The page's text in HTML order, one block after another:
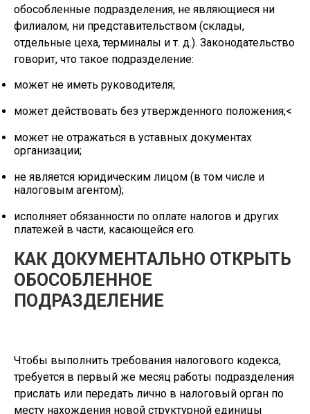
обособленные подразделения, не являющиеся ни
филиалом, ни представительством (склады,
отдельные цеха, терминалы и т. д.). Законодательство
говорит, что такое подразделение:
может не иметь руководителя;
может действовать без утвержденного положения;<
может не отражаться в уставных документах
организации;
не является юридическим лицом (в том числе и
налоговым агентом);
исполняет обязанности по оплате налогов и других
платежей в части, касающейся его.
КАК ДОКУМЕНТАЛЬНО ОТКРЫТЬ
ОБОСОБЛЕННОЕ
ПОДРАЗДЕЛЕНИЕ
Чтобы выполнить требования налогового кодекса,
требуется в первый же месяц работы подразделения
прислать или передать лично в налоговый орган по
месту нахождения новой структурной единицы